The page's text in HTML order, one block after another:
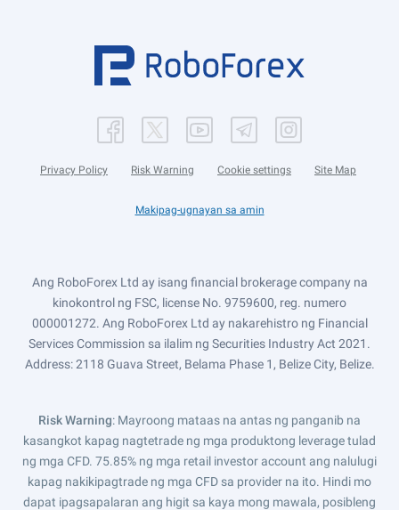
Privacy Policy Risk Warning Cookie settings Site Map
Makipag-ugnayan sa amin
Ang RoboForex Ltd ay isang financial brokerage company na
kinokontrol ng FSC, license No. 9759600, reg. numero
000001272. Ang RoboForex Ltd ay nakarehistro ng Financial
Services Commission sa ilalim ng Securities Industry Act 2021.
Address: 2118 Guava Street, Belama Phase 1, Belize City, Belize.
Risk Warning: Mayroong mataas na antas ng panganib na
kasangkot kapag nagtetrade ng mga produktong leverage tulad
ng mga CFD. 75.85% ng mga retail investor account ang nalulugi
kapag nakikipagtrade ng mga CFD sa provider na ito. Hindi mo
dapat ipagsapalaran ang higit sa kaya mong mawala, posibleng